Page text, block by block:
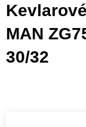
MAN
30/32